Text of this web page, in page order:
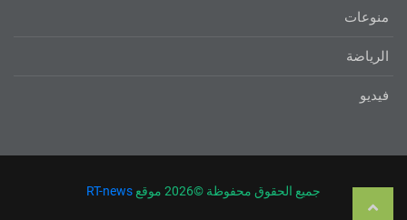
منوعات
الرياضة
فيديو
جميع الحقوق محفوظة ©2026 موقع RT-news